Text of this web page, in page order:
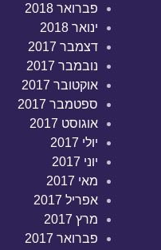
פברואר 2018
ינואר 2018
דצמבר 2017
נובמבר 2017
אוקטובר 2017
ספטמבר 2017
אוגוסט 2017
יולי 2017
יוני 2017
מאי 2017
אפריל 2017
מרץ 2017
פברואר 2017